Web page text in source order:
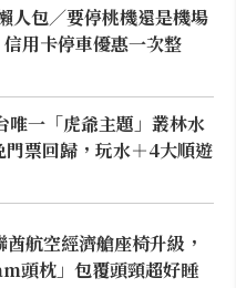
人包／要停桃機還是機場
用卡停車優惠一次整
唯一「虎爺主題」叢林水
票回歸，玩水＋4大順遊
航空經濟艙座椅升級，
頭枕」包覆頭頸超好睡